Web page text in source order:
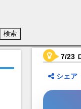
ルドエンドヒー
7/23
シェア